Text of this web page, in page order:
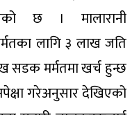
छ । मालारानी
लागि ३ लाख जति
सडक मर्मतमा खर्च हुन्छ
गरेअनुसार देखिएको